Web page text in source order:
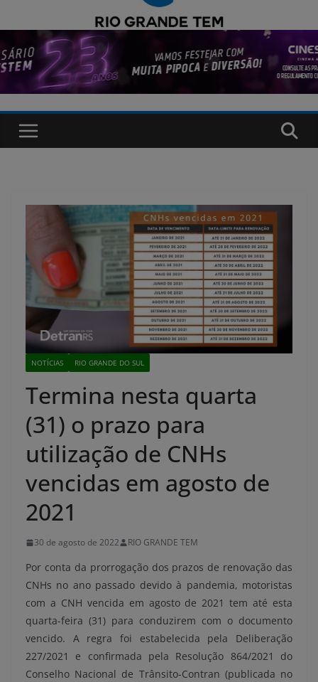
NOTÍCIAS RIO GRANDE DO SUL
Termina nesta quarta
(31) o prazo para
utilização de CNHs
vencidas em agosto de
2021
30 de agosto de 2022 RIO GRANDE TEM
Por conta da prorrogação dos prazos de renovação das
CNHs no ano passado devido à pandemia, motoristas
com a CNH vencida em agosto de 2021 tem até esta
quarta-feira (31) para conduzirem com o documento
vencido. A regra foi estabelecida pela Deliberação
227/2021 e confirmada pela Resolução 864/2021 do
Conselho Nacional de Trânsito-Contran (publicada no